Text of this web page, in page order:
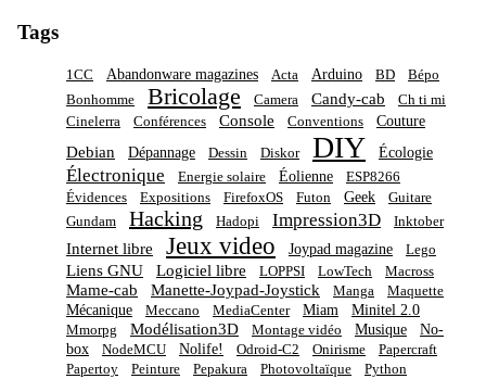
Tags
1CC Abandonware magazines Acta Arduino BD
Bépo
Bonhomme
Bricolage Camera Candy-cab
Ch ti mi
Cinelerra
Conférences Console Conventions Couture
Debian Dépannage Dessin Diskor DIY Écologie
Électronique Energie solaire Éolienne
ESP8266
Évidences
Expositions FirefoxOS Futon Geek
Guitare
Gundam
Hacking Hadopi Impression3D Inktober
Internet libre Jeux video Joypad magazine Lego
Liens GNU Logiciel libre LOPPSI LowTech Macross
Mame-cab Manette-Joypad-Joystick Manga Maquette
Mécanique Meccano MediaCenter Miam Minitel 2.0
Mmorpg Modélisation3D Montage vidéo Musique
No-
box
NodeMCU Nolife! Odroid-C2 Onirisme
Papercraft
Papertoy
Peinture Pepakura Photovoltaïque Python